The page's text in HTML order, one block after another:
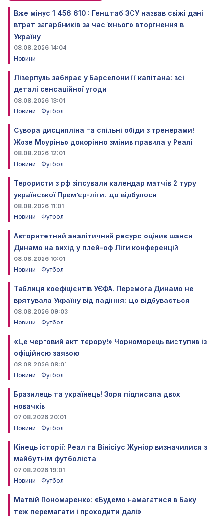
Вже мінус 1 456 610 : Генштаб ЗСУ назвав свіжі дані
втрат загарбників за час їхнього вторгнення в
Україну
08.08.2026 14:04
Новини
Ліверпуль забирає у Барселони її капітана: всі
деталі сенсаційної угоди
08.08.2026 13:01
Новини
Футбол
Сувора дисципліна та спільні обіди з тренерами!
Жозе Моуріньо докорінно змінив правила у Реалі
08.08.2026 12:01
Новини
Футбол
Терористи з рф зіпсували календар матчів 2 туру
української Прем’єр-ліги: що відбулося
08.08.2026 11:01
Новини
Футбол
Авторитетний аналітичний ресурс оцінив шанси
Динамо на вихід у плей-оф Ліги конференцій
08.08.2026 10:01
Новини
Футбол
Таблиця коефіцієнтів УЄФА. Перемога Динамо не
врятувала Україну від падіння: що відбувається
08.08.2026 09:03
Новини
Футбол
«Це черговий акт терору!» Чорноморець виступив із
офіційною заявою
08.08.2026 08:01
Новини
Футбол
Бразилець та українець! Зоря підписала двох
новачків
07.08.2026 20:01
Новини
Футбол
Кінець історії: Реал та Вінісіус Жуніор визначилися з
майбутнім футболіста
07.08.2026 19:01
Новини
Футбол
Матвій Пономаренко: «Будемо намагатися в Баку
теж перемагати і проходити далі»